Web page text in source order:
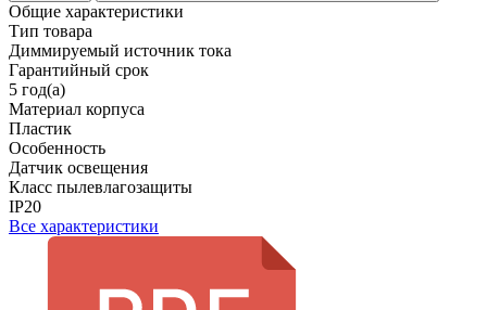
Общие характеристики
Тип товара
Диммируемый источник тока
Гарантийный срок
5 год(а)
Материал корпуса
Пластик
Особенность
Датчик освещения
Класс пылевлагозащиты
IP20
Все характеристики